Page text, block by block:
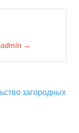
→
загородных